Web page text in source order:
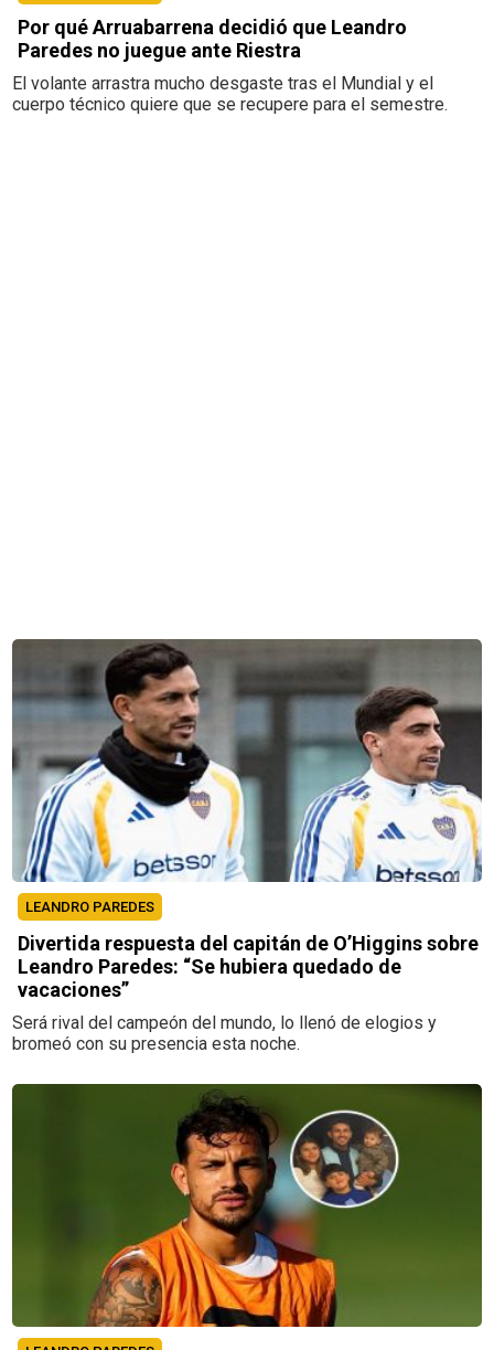
Por qué Arruabarrena decidió que Leandro
Paredes no juegue ante Riestra
El volante arrastra mucho desgaste tras el Mundial y el
cuerpo técnico quiere que se recupere para el semestre.
LEANDRO PAREDES
Divertida respuesta del capitán de O’Higgins sobre
Leandro Paredes: “Se hubiera quedado de
vacaciones”
Será rival del campeón del mundo, lo llenó de elogios y
bromeó con su presencia esta noche.